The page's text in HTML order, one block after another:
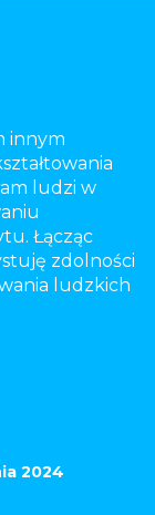
innym
ludzi w
Łącząc
zdolności
ludzkich
2024